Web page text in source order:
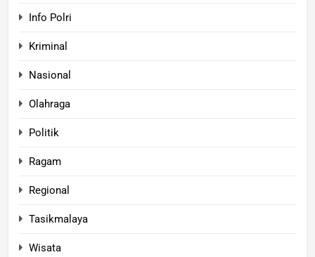
Info Polri
Kriminal
Nasional
Olahraga
Politik
Ragam
Regional
Tasikmalaya
Wisata